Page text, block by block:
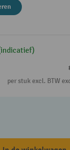
per stuk excl. BTW